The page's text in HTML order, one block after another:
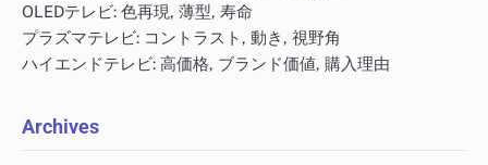
OLEDテレビ: 色再現, 薄型, 寿命
プラズマテレビ: コントラスト, 動き, 視野角
ハイエンドテレビ: 高価格, ブランド価値, 購入理由
Archives